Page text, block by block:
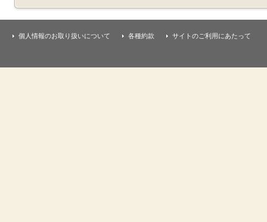
個人情報のお取り扱いについて 各種約款 サイトのご利用にあたって